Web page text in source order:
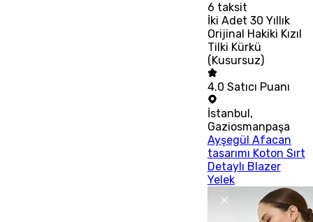
6 taksit
İki Adet 30 Yıllık
Orijinal Hakiki Kızıl
Tilki Kürkü
(Kusursuz)
4.0 Satıcı Puanı
İstanbul ,
Gaziosmanpaşa
Ayşegül Afacan
tasarımı Koton Sırt
Detaylı Blazer
Yelek